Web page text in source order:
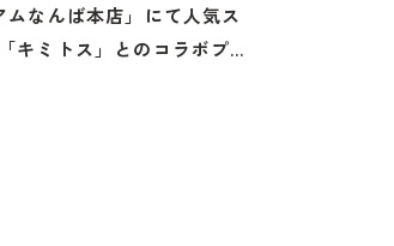
ムなんば本店」にて人気ス
キミトス」とのコラボプ…